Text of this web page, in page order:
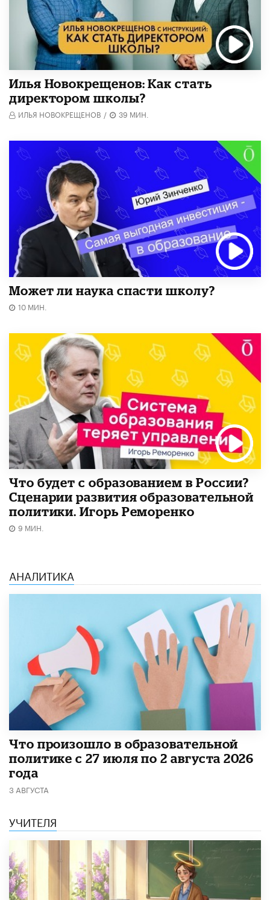
​Илья Новокрещенов: Как стать
директором школы?
ИЛЬЯ НОВОКРЕЩЕНОВ / 39 МИН.
Может ли наука спасти школу?
10 МИН.
Что будет с образованием в России?
Сценарии развития образовательной
политики. Игорь Реморенко
9 МИН.
АНАЛИТИКА
​Что произошло в образовательной
политике с 27 июля по 2 августа 2026
года
3 АВГУСТА
УЧИТЕЛЯ